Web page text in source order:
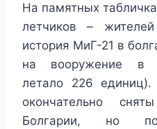
На памятных
летчиков –
история МиГ-21 в
на вооружение в
летало 226
окончательно
Болгарии, но